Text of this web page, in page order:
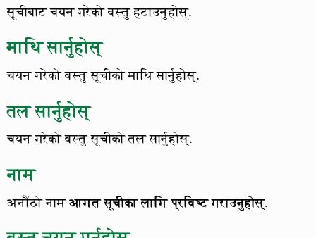
सूचीबाट चयन गरेको वस्तु हटाउनुहोस्.
माथि सार्नुहोस्
चयन गरेको वस्तु सूचीको माथि सार्नुहोस्.
तल सार्नुहोस्
चयन गरेको वस्तु सूचीको तल सार्नुहोस्.
नाम
अनौंठो नामआगत सूचीका लागि प्रविष्ट गराउनुहोस्.